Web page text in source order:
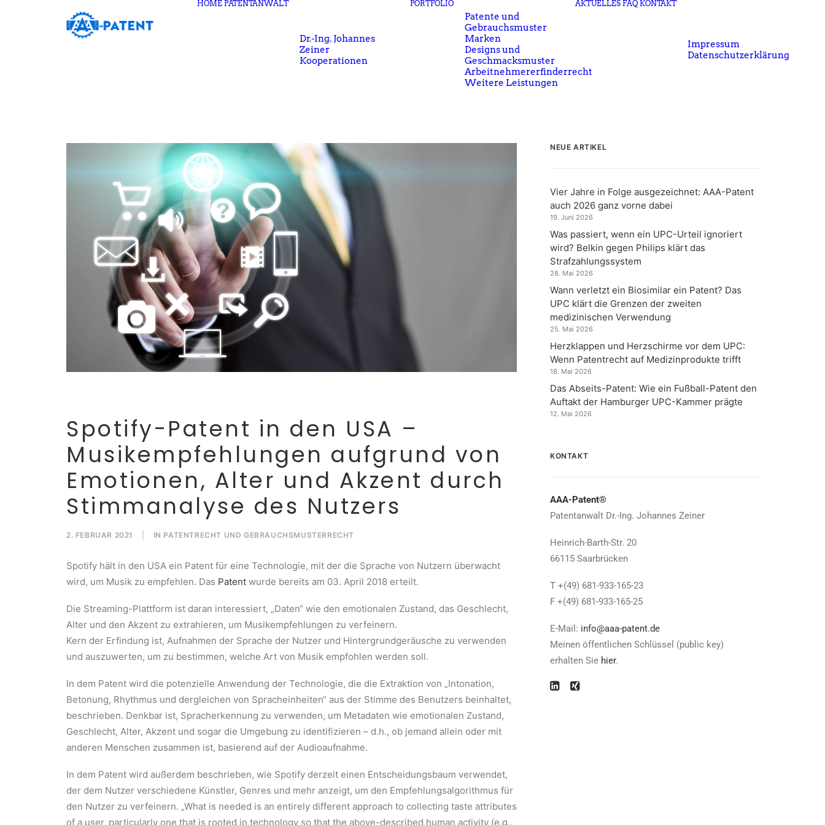
HOME PATENTANWALT
Dr.-Ing. Johannes
Zeiner
Kooperationen
PORTFOLIO
Patente und
Gebrauchsmuster
Marken
Designs und
Geschmacksmuster
Arbeitnehmererfinderrecht
Weitere Leistungen
AKTUELLES FAQ KONTAKT
Impressum
Datenschutzerklärung
Spotify-Patent in den USA –
Musikempfehlungen aufgrund von
Emotionen, Alter und Akzent durch
Stimmanalyse des Nutzers
2. FEBRUAR 2021 IN PATENTRECHT UND GEBRAUCHSMUSTERRECHT
Spotify hält in den USA ein Patent für eine Technologie, mit der die Sprache von Nutzern überwacht
wird, um Musik zu empfehlen. Das Patent wurde bereits am 03. April 2018 erteilt.
Die Streaming-Plattform ist daran interessiert, „Daten“ wie den emotionalen Zustand, das Geschlecht,
Alter und den Akzent zu extrahieren, um Musikempfehlungen zu verfeinern.
Kern der Erfindung ist, Aufnahmen der Sprache der Nutzer und Hintergrundgeräusche zu verwenden
und auszuwerten, um zu bestimmen, welche Art von Musik empfohlen werden soll.
In dem Patent wird die potenzielle Anwendung der Technologie, die die Extraktion von „Intonation,
Betonung, Rhythmus und dergleichen von Spracheinheiten“ aus der Stimme des Benutzers beinhaltet,
beschrieben. Denkbar ist, Spracherkennung zu verwenden, um Metadaten wie emotionalen Zustand,
Geschlecht, Alter, Akzent und sogar die Umgebung zu identifizieren – d.h., ob jemand allein oder mit
anderen Menschen zusammen ist, basierend auf der Audioaufnahme.
In dem Patent wird außerdem beschrieben, wie Spotify derzeit einen Entscheidungsbaum verwendet,
der dem Nutzer verschiedene Künstler, Genres und mehr anzeigt, um den Empfehlungsalgorithmus für
den Nutzer zu verfeinern. „What is needed is an entirely different approach to collecting taste attributes
of a user, particularly one that is rooted in technology so that the above-described human activity (e.g.,
NEUE ARTIKEL
Vier Jahre in Folge ausgezeichnet: AAA-Patent
auch 2026 ganz vorne dabei
19. Juni 2026
Was passiert, wenn ein UPC-Urteil ignoriert
wird? Belkin gegen Philips klärt das
Strafzahlungssystem
28. Mai 2026
Wann verletzt ein Biosimilar ein Patent? Das
UPC klärt die Grenzen der zweiten
medizinischen Verwendung
25. Mai 2026
Herzklappen und Herzschirme vor dem UPC:
Wenn Patentrecht auf Medizinprodukte trifft
18. Mai 2026
Das Abseits-Patent: Wie ein Fußball-Patent den
Auftakt der Hamburger UPC-Kammer prägte
12. Mai 2026
KONTAKT
AAA-Patent®
Patentanwalt Dr.-Ing. Johannes Zeiner
Heinrich-Barth-Str. 20
66115 Saarbrücken
T +(49) 681-933-165-23
F +(49) 681-933-165-25
E-Mail: info@aaa-patent.de
Meinen öffentlichen Schlüssel (public key)
erhalten Sie hier.